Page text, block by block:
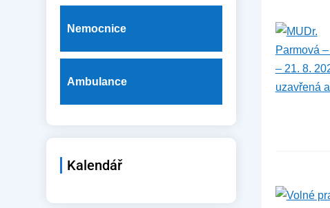
Nemocnice
Ambulance
Kalendář